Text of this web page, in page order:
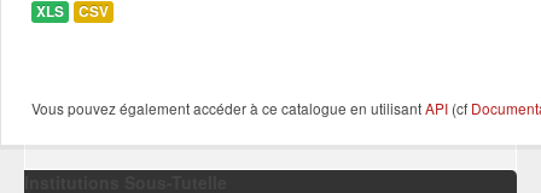
XLS CSV
Vous pouvez également accéder à ce catalogue en utilisantAPI (cf